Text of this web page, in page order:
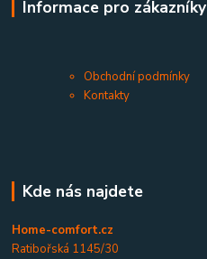
Informace pro zákazníky
Obchodní podmínky
Kontakty
Kde nás najdete
Home-comfort.cz
Ratibořská 1145/30